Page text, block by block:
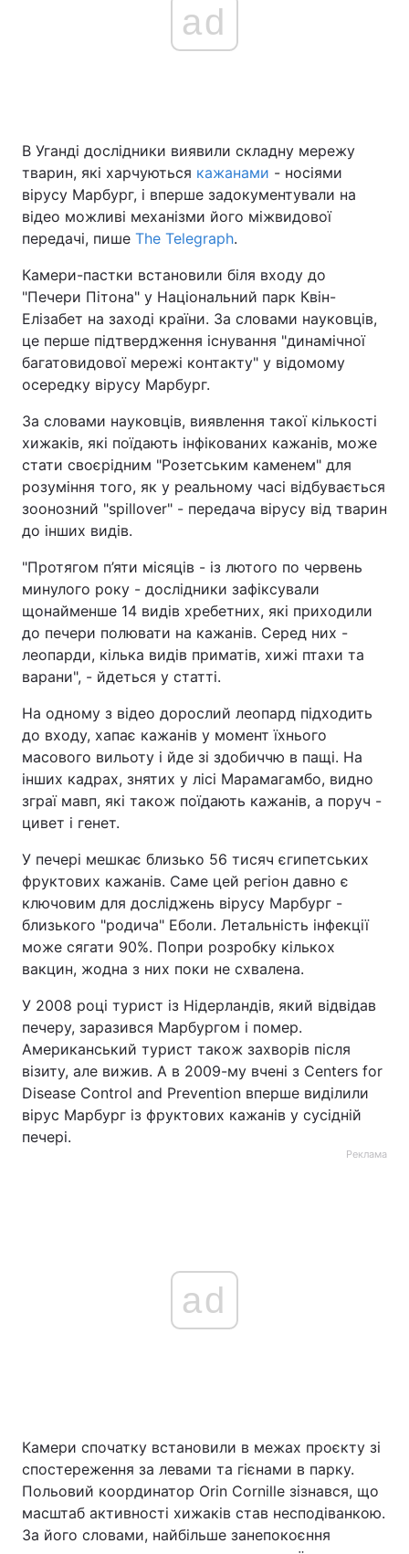
ad
В Уганді дослідники виявили складну мережу
тварин, які харчуються кажанами - носіями
вірусу Марбург, і вперше задокументували на
відео можливі механізми його міжвидової
передачі, пише The Telegraph.
Камери-пастки встановили біля входу до
"Печери Пітона" у Національний парк Квін-
Елізабет на заході країни. За словами науковців,
це перше підтвердження існування "динамічної
багатовидової мережі контакту" у відомому
осередку вірусу Марбург.
За словами науковців, виявлення такої кількості
хижаків, які поїдають інфікованих кажанів, може
стати своєрідним "Розетським каменем" для
розуміння того, як у реальному часі відбувається
зоонозний "spillover" - передача вірусу від тварин
до інших видів.
"Протягом п’яти місяців - із лютого по червень
минулого року - дослідники зафіксували
щонайменше 14 видів хребетних, які приходили
до печери полювати на кажанів. Серед них -
леопарди, кілька видів приматів, хижі птахи та
варани", - йдеться у статті.
На одному з відео дорослий леопард підходить
до входу, хапає кажанів у момент їхнього
масового вильоту і йде зі здобиччю в пащі. На
інших кадрах, знятих у лісі Марамагамбо, видно
зграї мавп, які також поїдають кажанів, а поруч -
цивет і генет.
У печері мешкає близько 56 тисяч єгипетських
фруктових кажанів. Саме цей регіон давно є
ключовим для досліджень вірусу Марбург -
близького "родича" Еболи. Летальність інфекції
може сягати 90%. Попри розробку кількох
вакцин, жодна з них поки не схвалена.
У 2008 році турист із Нідерландів, який відвідав
печеру, заразився Марбургом і помер.
Американський турист також захворів після
візиту, але вижив. А в 2009-му вчені з Centers for
Disease Control and Prevention вперше виділили
вірус Марбург із фруктових кажанів у сусідній
печері.
Реклама
ad
Камери спочатку встановили в межах проєкту зі
спостереження за левами та гієнами в парку.
Польовий координатор Orin Cornille зізнався, що
масштаб активності хижаків став несподіванкою.
За його словами, найбільше занепокоєння